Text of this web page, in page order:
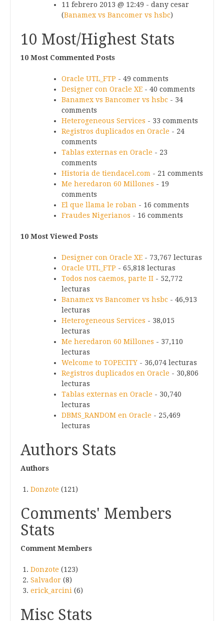
11 febrero 2013 @ 12:49 - dany cesar
(Banamex vs Bancomer vs hsbc)
10 Most/Highest Stats
10 Most Commented Posts
Oracle UTL_FTP - 49 comments
Designer con Oracle XE - 40 comments
Banamex vs Bancomer vs hsbc - 34
comments
Heterogeneous Services - 33 comments
Registros duplicados en Oracle - 24
comments
Tablas externas en Oracle - 23
comments
Historia de tiendacel.com - 21 comments
Me heredaron 60 Millones - 19
comments
El que llama le roban - 16 comments
Fraudes Nigerianos - 16 comments
10 Most Viewed Posts
Designer con Oracle XE - 73,767 lecturas
Oracle UTL_FTP - 65,818 lecturas
Todos nos caemos, parte II - 52,772
lecturas
Banamex vs Bancomer vs hsbc - 46,913
lecturas
Heterogeneous Services - 38,015
lecturas
Me heredaron 60 Millones - 37,110
lecturas
Welcome to TOPECITY - 36,074 lecturas
Registros duplicados en Oracle - 30,806
lecturas
Tablas externas en Oracle - 30,740
lecturas
DBMS_RANDOM en Oracle - 25,469
lecturas
Authors Stats
Authors
Donzote (121)
Comments' Members
Stats
Comment Members
Donzote (123)
Salvador (8)
erick_arcini (6)
Misc Stats